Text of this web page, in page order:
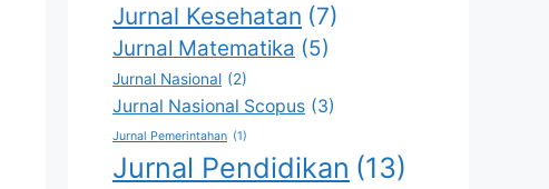
Jurnal Kesehatan (7)
Jurnal Matematika (5)
Jurnal Nasional (2)
Jurnal Nasional Scopus (3)
Jurnal Pemerintahan (1)
Jurnal Pendidikan (13)